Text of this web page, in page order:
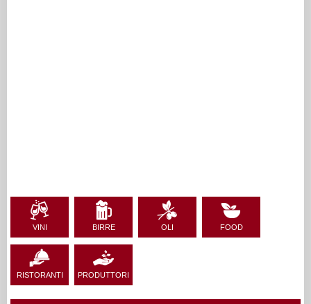
VINI BIRRE OLI FOOD
RISTORANTI PRODUTTORI